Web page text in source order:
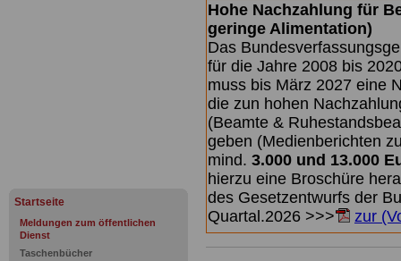
Startseite
Meldungen zum öffentlichen
Dienst
Taschenbücher
Hohe Nachzahlung für
geringe Alimentation)
Das
für die Jahre 2008 bis
muss bis März 2027 eine
die zun hohen
(Beamte &
geben (Medienberichten
mind. 3.000 und 13.000
hierzu eine Broschüre
des Gesetzentwurfs der
Quartal.2026 >>>
zur